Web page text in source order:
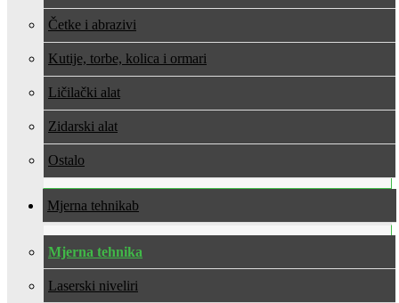
Četke i abrazivi
Kutije, torbe, kolica i ormari
Ličilački alat
Zidarski alat
Ostalo
Mjerna tehnika
Mjerna tehnika
Laserski niveliri